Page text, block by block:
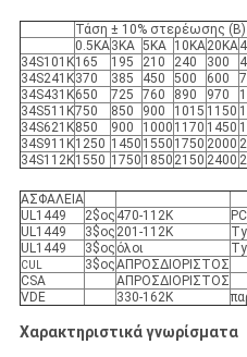
Τάση ± 10% στερέωσης (Β)
0.5KA3KA 5KA 10KA20KA
34S101K165 195 210 240 300
34S241K370 385 450 500 600
34S431K650 725 760 890 970
34S511K750 850 900 1015 1150
34S621K850 900 1000 1170 1450
34S911K1250 1450 1550 1750 2000
34S112K1550 1750 1850 2150 2400
ΑΣΦΑΛΕΙΑ
UL1449
2$ος 470-112K
PC
UL1449
3$ος 201-112K
UL1449
3$ος όλοι
CUL 3$οςΑΠΡΟΣΔΙΟΡΙΣΤΟΣ
CSA
ΑΠΡΟΣΔΙΟΡΙΣΤΟΣ
VDE
330-162K
Χαρακτηριστικά γνωρίσματα